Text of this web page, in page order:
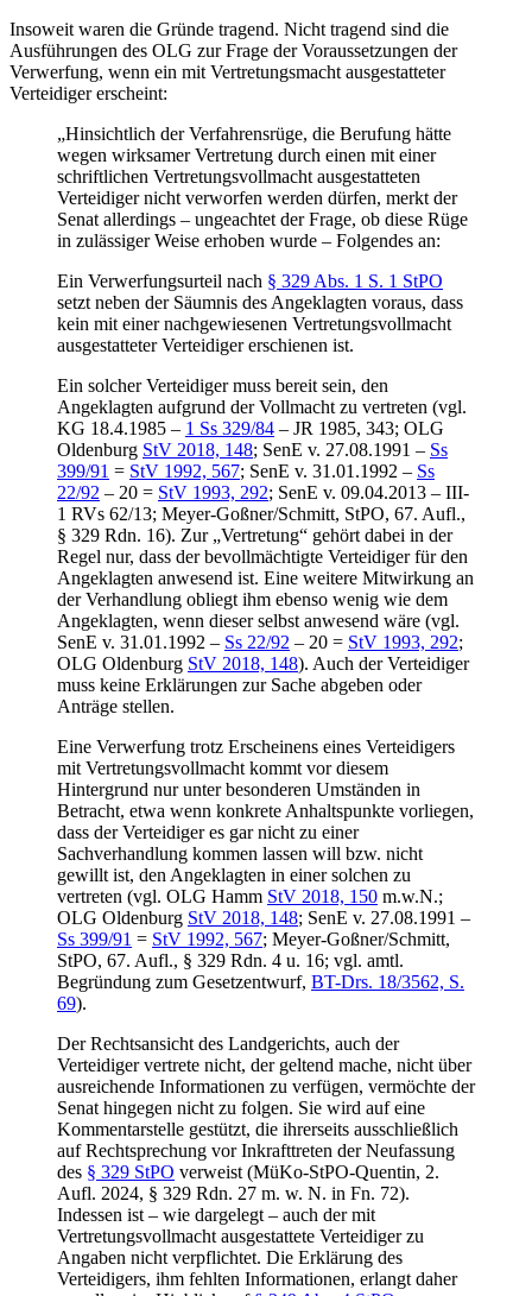
Insoweit waren die Gründe tragend. Nicht tragend sind die
Ausführungen des OLG zur Frage der Voraussetzungen der
Verwerfung, wenn ein mit Vertretungsmacht ausgestatteter
Verteidiger erscheint:
„Hinsichtlich der Verfahrensrüge, die Berufung hätte
wegen wirksamer Vertretung durch einen mit einer
schriftlichen Vertretungsvollmacht ausgestatteten
Verteidiger nicht verworfen werden dürfen, merkt der
Senat allerdings – ungeachtet der Frage, ob diese Rüge
in zulässiger Weise erhoben wurde – Folgendes an:
Ein Verwerfungsurteil nach § 329 Abs. 1 S. 1 StPO
setzt neben der Säumnis des Angeklagten voraus, dass
kein mit einer nachgewiesenen Vertretungsvollmacht
ausgestatteter Verteidiger erschienen ist.
Ein solcher Verteidiger muss bereit sein, den
Angeklagten aufgrund der Vollmacht zu vertreten (vgl.
KG 18.4.1985 – 1 Ss 329/84 – JR 1985, 343; OLG
Oldenburg StV 2018, 148; SenE v. 27.08.1991 – Ss
399/91 = StV 1992, 567; SenE v. 31.01.1992 – Ss
22/92 – 20 = StV 1993, 292; SenE v. 09.04.2013 – III-
1 RVs 62/13; Meyer-Goßner/Schmitt, StPO, 67. Aufl.,
§ 329 Rdn. 16). Zur „Vertretung“ gehört dabei in der
Regel nur, dass der bevollmächtigte Verteidiger für den
Angeklagten anwesend ist. Eine weitere Mitwirkung an
der Verhandlung obliegt ihm ebenso wenig wie dem
Angeklagten, wenn dieser selbst anwesend wäre (vgl.
SenE v. 31.01.1992 – Ss 22/92 – 20 = StV 1993, 292;
OLG Oldenburg StV 2018, 148). Auch der Verteidiger
muss keine Erklärungen zur Sache abgeben oder
Anträge stellen.
Eine Verwerfung trotz Erscheinens eines Verteidigers
mit Vertretungsvollmacht kommt vor diesem
Hintergrund nur unter besonderen Umständen in
Betracht, etwa wenn konkrete Anhaltspunkte vorliegen,
dass der Verteidiger es gar nicht zu einer
Sachverhandlung kommen lassen will bzw. nicht
gewillt ist, den Angeklagten in einer solchen zu
vertreten (vgl. OLG Hamm StV 2018, 150 m.w.N.;
OLG Oldenburg StV 2018, 148; SenE v. 27.08.1991 –
Ss 399/91 = StV 1992, 567; Meyer-Goßner/Schmitt,
StPO, 67. Aufl., § 329 Rdn. 4 u. 16; vgl. amtl.
Begründung zum Gesetzentwurf, BT-Drs. 18/3562, S.
69).
Der Rechtsansicht des Landgerichts, auch der
Verteidiger vertrete nicht, der geltend mache, nicht über
ausreichende Informationen zu verfügen, vermöchte der
Senat hingegen nicht zu folgen. Sie wird auf eine
Kommentarstelle gestützt, die ihrerseits ausschließlich
auf Rechtsprechung vor Inkrafttreten der Neufassung
des § 329 StPO verweist (MüKo-StPO-Quentin, 2.
Aufl. 2024, § 329 Rdn. 27 m. w. N. in Fn. 72).
Indessen ist – wie dargelegt – auch der mit
Vertretungsvollmacht ausgestattete Verteidiger zu
Angaben nicht verpflichtet. Die Erklärung des
Verteidigers, ihm fehlten Informationen, erlangt daher